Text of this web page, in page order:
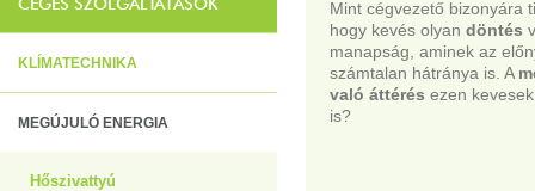
KLÍMATECHNIKA
MEGÚJULÓ ENERGIA
Hőszivattyú
Mint cégvezető bizonyára
hogy kevés olyan döntés
manapság, aminek az
számtalan hátránya is. A
való áttérés ezen
is?